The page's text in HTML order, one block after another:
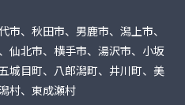
、秋田市、男鹿市、潟上市、
仙北市、横手市、湯沢市、小坂
城目町、八郎潟町、井川町、美
村、東成瀬村